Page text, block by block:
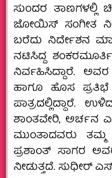
ಸುಂದರ ತಾಣಗಳಲ್ಲಿ
ಜೋಯಿಸ್ ಸಂಗೀತ
ಬರೆದು ನಿರ್ದೇಶನ
ನಟಿಸಿದ್ದ
ನಿರ್ವಹಿಸಿದ್ದಾರೆ.
ಹಾಗೂ ಹೊಸ ಪ್ರತಿಭೆ
ಪಾತ್ರದಲ್ಲಿದ್ದಾರೆ.
ಶಾಂತವೇರಿ,
ಮುಂತಾದವರು ತಮ್ಮ
ಪ್ರಶಾಂತ್ ಸಾಗರ
ನೀಡುತ್ತದೆ. ಸುಧೀರ್